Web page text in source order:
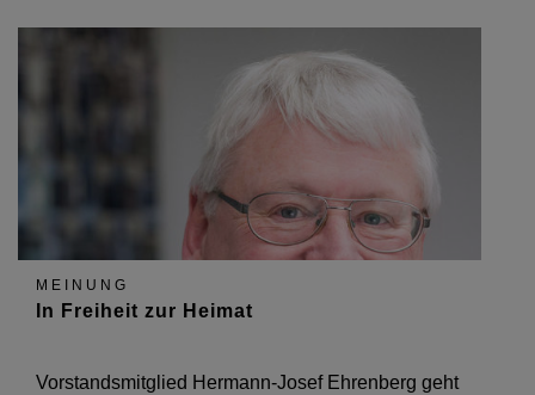
MEINUNG
In Freiheit zur Heimat
Vorstandsmitglied Hermann-Josef Ehrenberg geht